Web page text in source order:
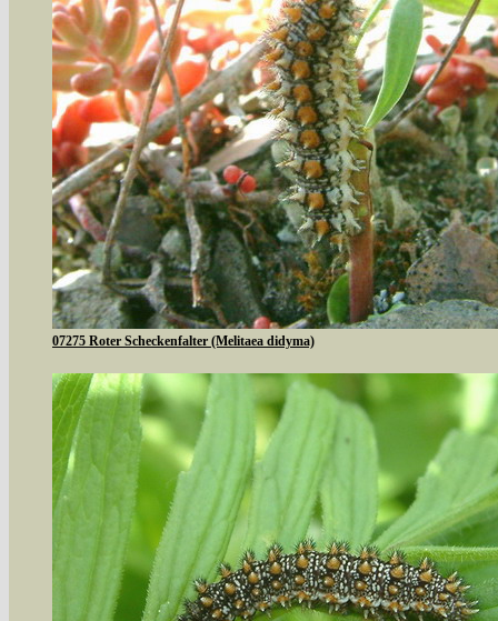
07275 Roter Scheckenfalter (Melitaea didyma)